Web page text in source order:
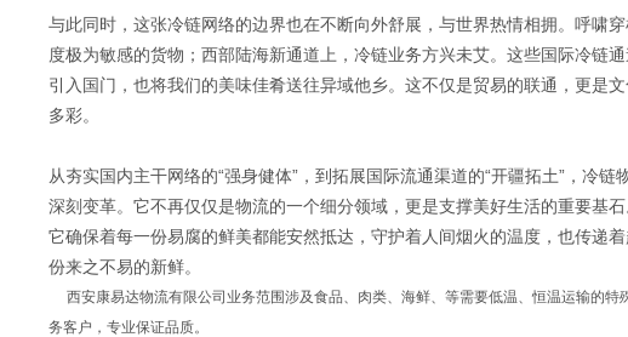
与此同时，这张冷链网络的边界也在不断向外舒展，与世界热情相拥。呼啸
度极为敏感的货物；西部陆海新通道上，冷链业务方兴未艾。这些国际冷链
引入国门，也将我们的美味佳肴送往异域他乡。这不仅是贸易的联通，更是
多彩。
从夯实国内主干网络的“强身健体”，到拓展国际流通渠道的“开疆拓土”，冷
深刻变革。它不再仅仅是物流的一个细分领域，更是支撑美好生活的重要基
它确保着每一份易腐的鲜美都能安然抵达，守护着人间烟火的温度，也传递
份来之不易的新鲜。
西安康易达物流有限公司业务范围涉及食品、肉类、海鲜、等需要低温、恒温运输的
务客户，专业保证品质。